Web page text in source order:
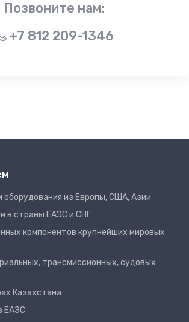
Позвоните нам:
+7 812 209-1346
оборудования из Европы, США, Азии
в страны ЕАЭС и СНГ
компонентов крупнейших мировых
трансмиссионных, судовых
Казахстана
ЕАЭС